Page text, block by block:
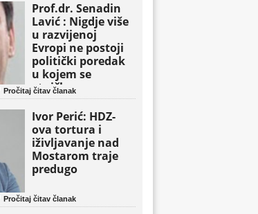
Prof.dr. Senadin
Lavić : Nigdje više
u razvijenoj
Evropi ne postoji
politički poredak
u kojem se
etničke grupe
pojavljuju kao
osnovne političke
jedinice
Pročitaj čitav članak
Ivor Perić: HDZ-
ova tortura i
iživljavanje nad
Mostarom traje
predugo
Pročitaj čitav članak